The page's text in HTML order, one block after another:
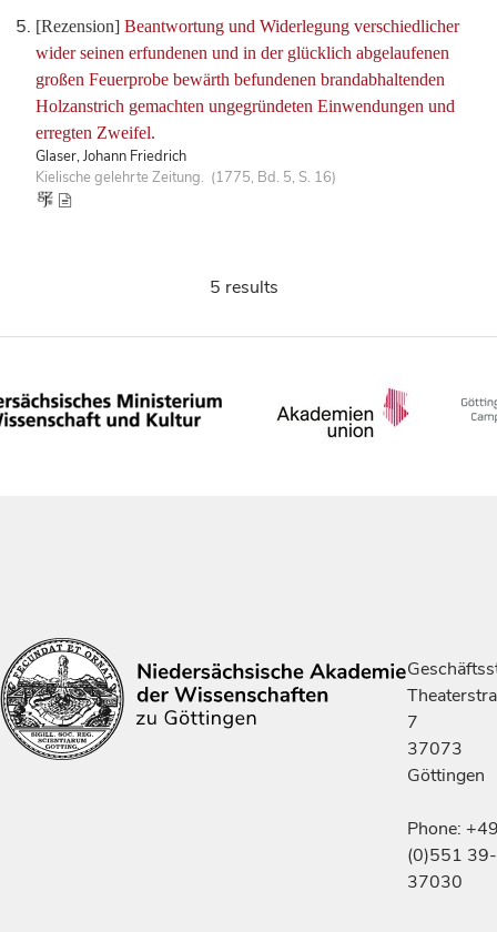
[Rezension] Beantwortung und Widerlegung verschiedlicher
wider seinen erfundenen und in der glücklich abgelaufenen
großen Feuerprobe bewärth befundenen brandabhaltenden
Holzanstrich gemachten ungegründeten Einwendungen und
erregten Zweifel.
Glaser, Johann Friedrich
Kielische gelehrte Zeitung. (1775, Bd. 5, S. 16)
5 results
7
37073
Göttingen
Phone:
(0)551 39-
37030